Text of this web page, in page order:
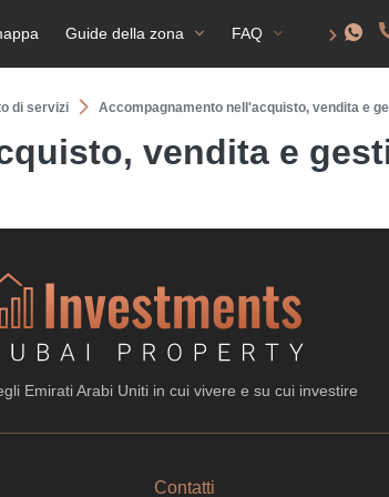
Guide della zona FAQ
di servizi Accompagnamento nell'acquisto, vendita e
vendita e
Emirati Arabi Uniti in cui vivere e su cui investire
Contatti